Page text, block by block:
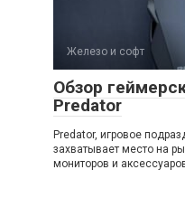
Железо и софт
Обзор
Predator
Predator, игровое
захватывает место на
мониторов и